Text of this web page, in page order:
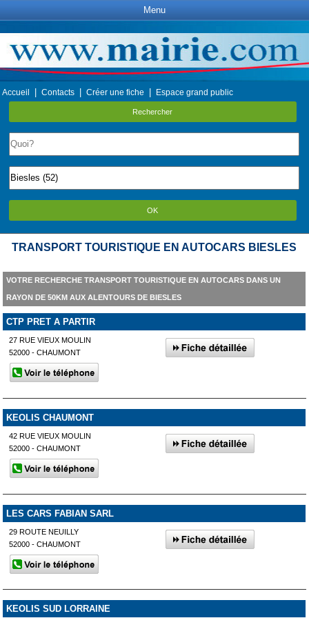
Menu
Accueil Contacts Créer une fiche Espace grand public
Rechercher
OK
TRANSPORT TOURISTIQUE EN AUTOCARS BIESLES
VOTRE RECHERCHE TRANSPORT TOURISTIQUE EN AUTOCARS DANS UN
RAYON DE 50KM AUX ALENTOURS DE BIESLES
CTP PRET A PARTIR
27 RUE VIEUX MOULIN
52000 - CHAUMONT
KEOLIS CHAUMONT
42 RUE VIEUX MOULIN
52000 - CHAUMONT
LES CARS FABIAN SARL
29 ROUTE NEUILLY
52000 - CHAUMONT
KEOLIS SUD LORRAINE